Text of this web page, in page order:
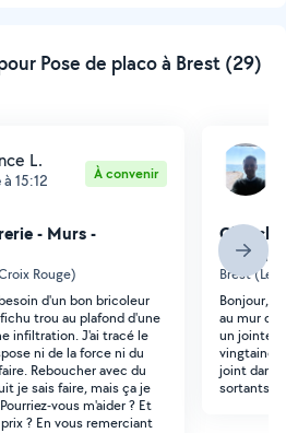
Pose de placo à Brest (29)
L.
15:12 À convenir
- Murs -
Rouge)
d'un bon bricoleur
trou au plafond d'une
infiltration. J'ai tracé le
ni de la force ni du
Reboucher avec du
je sais faire, mais ça je
vous m'aider ? Et
? En vous remerciant
Plafonds
Brest (Le
Bonjour,
au mur
un
vingtaine
joint
sortants.